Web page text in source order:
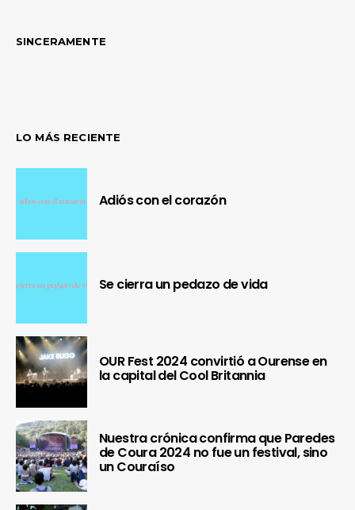
SINCERAMENTE
LO MÁS RECIENTE
Adiós con el corazón
Se cierra un pedazo de vida
OUR Fest 2024 convirtió a Ourense en
la capital del Cool Britannia
Nuestra crónica confirma que Paredes
de Coura 2024 no fue un festival, sino
un Couraíso